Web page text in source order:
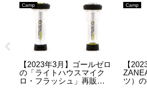
（アークテ
製品が価格
ARC'TERYX
【ARC’TERYX】アーク
テリクス正規取扱店・販
売店のオンラインストア